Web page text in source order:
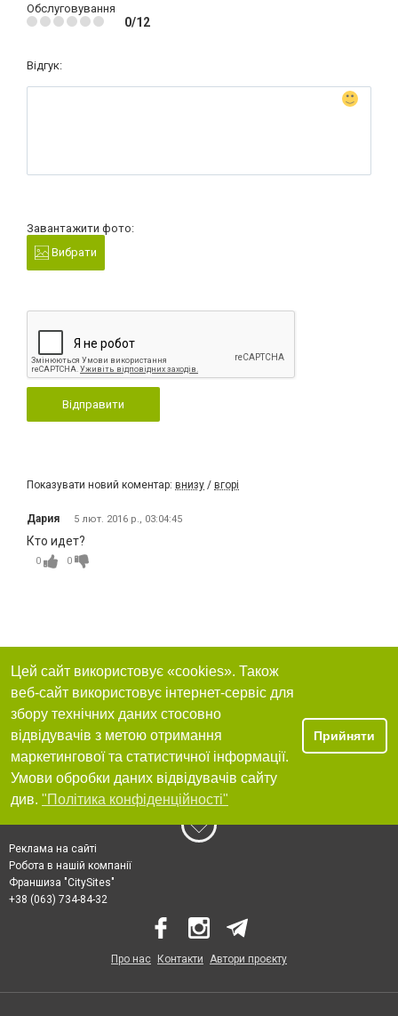
Обслуговування
0/12
Відгук:
Завантажити фото:
Вибрати
Відправити
Показувати новий коментар: внизу / вгорі
Дария 5 лют. 2016 р., 03:04:45
Кто идет?
0 0
Цей сайт використовує «cookies». Також
веб-сайт використовує інтернет-сервіс для
збору технічних даних стосовно
відвідувачів з метою отримання
маркетингової та статистичної інформації.
Умови обробки даних відвідувачів сайту
див. "Політика конфіденційності"
Прийняти
Реклама на сайті
Робота в нашій компанії
Франшиза "CitySites"
+38 (063) 734-84-32
Про нас Контакти Автори проєкту